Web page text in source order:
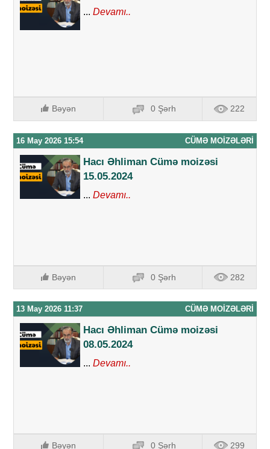
... Devamı..
Bəyən 0 Şərh 222
16 May 2026 15:54 CÜMƏ MOIZƏLƏRI
Hacı Əhliman Cümə moizəsi
15.05.2024
... Devamı..
Bəyən 0 Şərh 282
13 May 2026 11:37 CÜMƏ MOIZƏLƏRI
Hacı Əhliman Cümə moizəsi
08.05.2024
... Devamı..
Bəyən 0 Şərh 299